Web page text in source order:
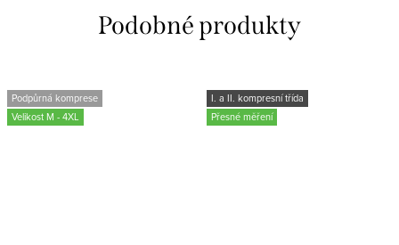
Podpůrná komprese
Velikost M - 4XL
I. a II. kompresní třída
Přesné měření